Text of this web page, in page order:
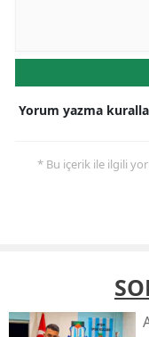
Yorum yazma
* Bu içerik ile ilgili